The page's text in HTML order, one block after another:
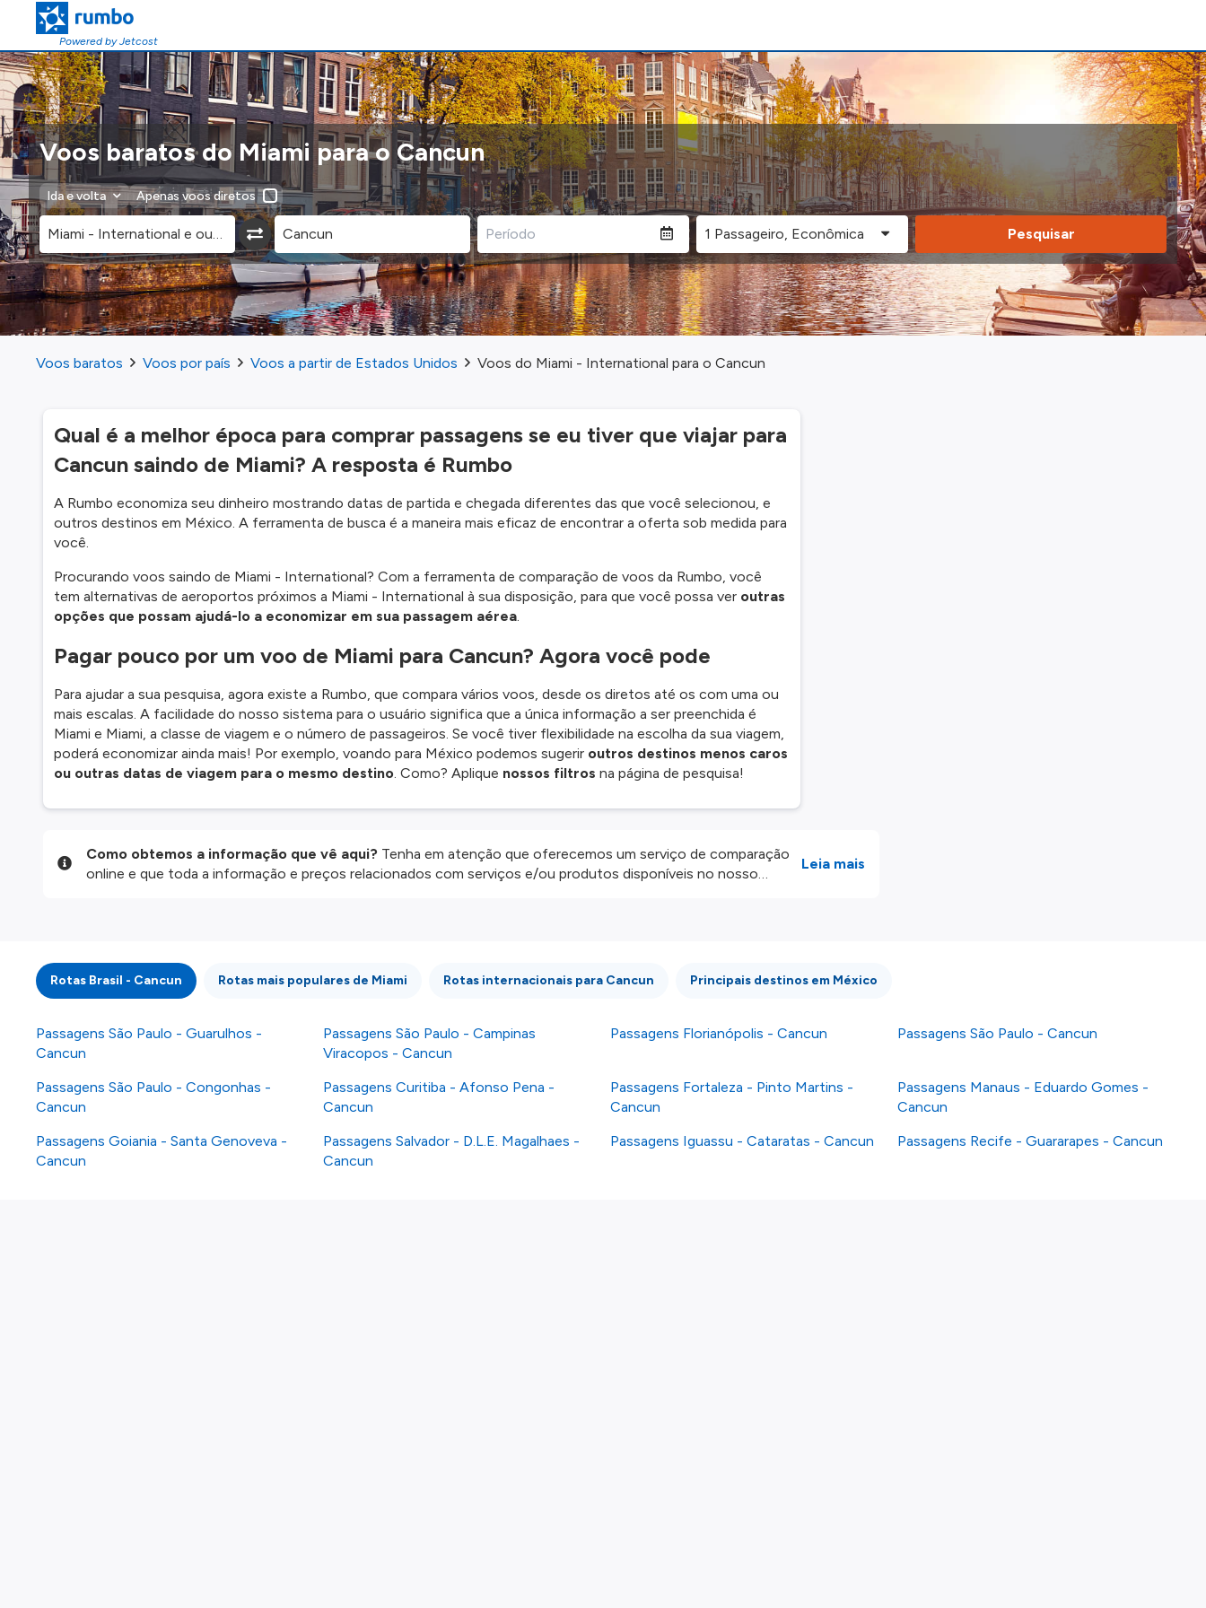
Powered by Jetcost
Voos baratos do Miami para o Cancun
Ida e volta Apenas voos diretos
Pesquisar
Voos baratos Voos por país Voos a partir de Estados Unidos Voos do Miami - International para o Cancun
Qual é a melhor época para comprar passagens se eu tiver que viajar para
Cancun saindo de Miami? A resposta é Rumbo
A Rumbo economiza seu dinheiro mostrando datas de partida e chegada diferentes das que você selecionou, e
outros destinos em México. A ferramenta de busca é a maneira mais eficaz de encontrar a oferta sob medida para
você.
Procurando voos saindo de Miami - International? Com a ferramenta de comparação de voos da Rumbo, você
tem alternativas de aeroportos próximos a Miami - International à sua disposição, para que você possa ver outras
opções que possam ajudá-lo a economizar em sua passagem aérea.
Pagar pouco por um voo de Miami para Cancun? Agora você pode
Para ajudar a sua pesquisa, agora existe a Rumbo, que compara vários voos, desde os diretos até os com uma ou
mais escalas. A facilidade do nosso sistema para o usuário significa que a única informação a ser preenchida é
Miami e Miami, a classe de viagem e o número de passageiros. Se você tiver flexibilidade na escolha da sua viagem,
poderá economizar ainda mais! Por exemplo, voando para México podemos sugerir outros destinos menos caros
ou outras datas de viagem para o mesmo destino. Como? Aplique nossos filtros na página de pesquisa!
Como obtemos a informação que vê aqui? Tenha em atenção que oferecemos um serviço de comparação
online e que toda a informação e preços relacionados com serviços e/ou produtos disponíveis no nosso
Leia mais
Rotas Brasil - Cancun Rotas mais populares de Miami Rotas internacionais para Cancun Principais destinos em México
Passagens São Paulo - Guarulhos -
Cancun
Passagens São Paulo - Campinas
Viracopos - Cancun
Passagens Florianópolis - Cancun Passagens São Paulo - Cancun
Passagens São Paulo - Congonhas -
Cancun
Passagens Curitiba - Afonso Pena -
Cancun
Passagens Fortaleza - Pinto Martins -
Cancun
Passagens Manaus - Eduardo Gomes -
Cancun
Passagens Goiania - Santa Genoveva -
Cancun
Passagens Salvador - D.L.E. Magalhaes -
Cancun
Passagens Iguassu - Cataratas - Cancun Passagens Recife - Guararapes - Cancun